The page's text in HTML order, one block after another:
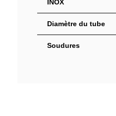
INOX
Diamètre du tube
Soudures